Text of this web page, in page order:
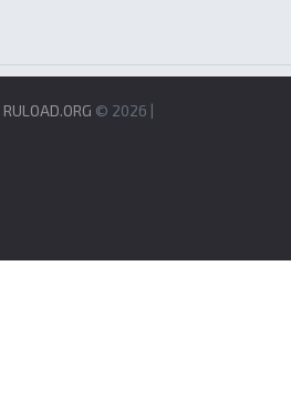
RULOAD.ORG © 2026 |